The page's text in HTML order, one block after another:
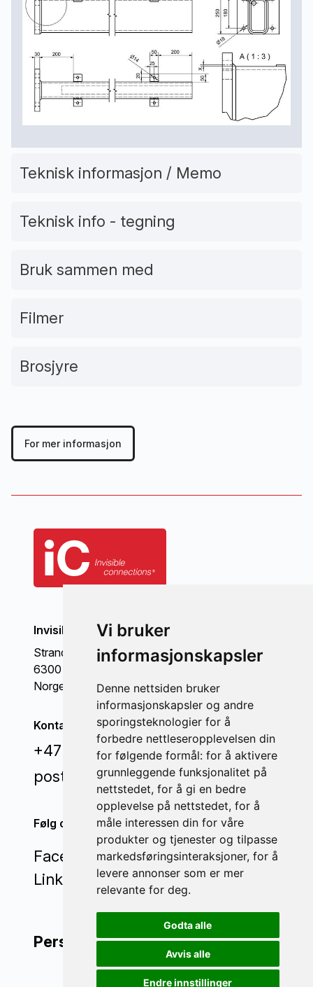
Vi bruker
informasjonskapsler
Denne nettsiden bruker
informasjonskapsler og andre
sporingsteknologier for å
forbedre nettleseropplevelsen din
for følgende formål: for å aktivere
grunnleggende funksjonalitet på
nettstedet, for å gi en bedre
opplevelse på nettstedet, for å
måle interessen din for våre
produkter og tjenester og tilpasse
markedsføringsinteraksjoner, for å
levere annonser som er mer
relevante for deg.
Godta alle
Avvis alle
Endre innstillinger
Teknisk informasjon / Memo
Teknisk info - tegning
Bruk sammen med
Filmer
Brosjyre
For mer informasjon
Invisible Connections AS
Strandgata 98
6300 Åndalsnes
Norge
Kontakt oss
+47 71 22 44 70
post@invisi.no
Følg oss
Facebook
LinkedIn
Personvern